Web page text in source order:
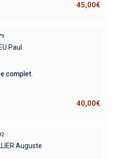
45,00€
Paul
complet.
40,00€
Auguste